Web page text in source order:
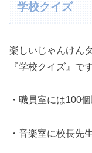
学校クイズ
楽しいじゃんけん
『学校クイズ』です
・職員室には100
・音楽室に校長先